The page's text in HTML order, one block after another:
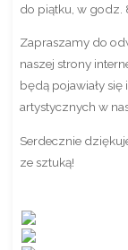
do piątku, w godz.
Zapraszamy do
naszej strony
będą pojawiały
artystycznych w
Serdecznie
ze sztuką!